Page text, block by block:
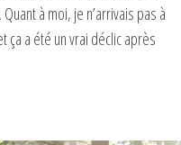
à moi, je n’arrivais pas à
ça a été un vrai déclic après